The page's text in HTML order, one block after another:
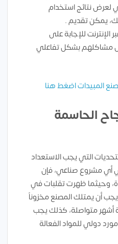
لعرض نتائج استخدام
يمكن تقديم .
الإنترنت للإجابة على
مشاكلهم بشكل تفاعلي
المبيدات اضغط هنا
الحاسمة
التي يجب الاستعداد
أي مشروع صناعي، فإن
وحيثما ظهرت تقلبات في
يجب أن يمتلك المصنع مخزوناً
أشهر متواصلة، كذلك يجب
دولي للمواد الفعالة